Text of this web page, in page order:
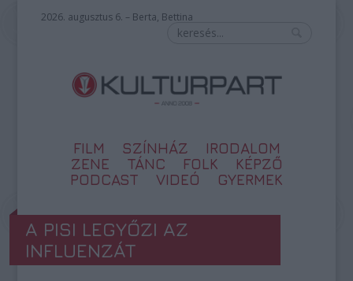
2026. augusztus 6. – Berta, Bettina
FILM SZÍNHÁZ
IRODALOM
ZENE
TÁNC FOLK
KÉPZŐ
PODCAST
VIDEÓ GYERMEK
A PISI LEGYŐZI AZ
INFLUENZÁT